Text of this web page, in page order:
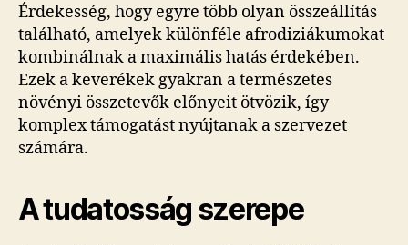
Érdekesség, hogy egyre több olyan összeállítás
található, amelyek különféle afrodiziákumokat
kombinálnak a maximális hatás érdekében.
Ezek a keverékek gyakran a természetes
növényi összetevők előnyeit ötvözik, így
komplex támogatást nyújtanak a szervezet
számára.
A tudatosság szerepe